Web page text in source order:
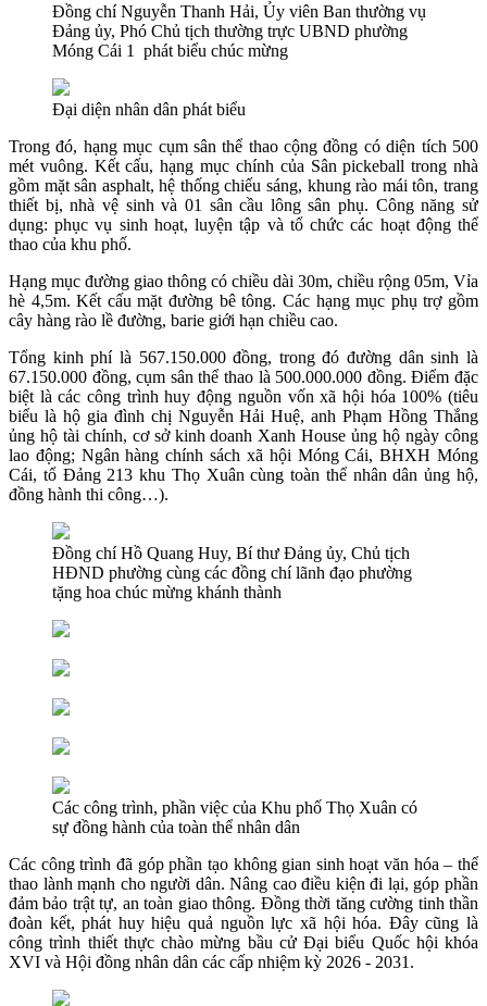
Đồng chí Nguyễn Thanh Hải, Ủy viên Ban thường vụ
Đảng ủy, Phó Chủ tịch thường trực UBND phường
Móng Cái 1 phát biểu chúc mừng
Đại diện nhân dân phát biểu
Trong đó, hạng mục cụm sân thể thao cộng đồng có diện tích 500
mét vuông. Kết cấu, hạng mục chính của Sân pickeball trong nhà
gồm mặt sân asphalt, hệ thống chiếu sáng, khung rào mái tôn, trang
thiết bị, nhà vệ sinh và 01 sân cầu lông sân phụ. Công năng sử
dụng: phục vụ sinh hoạt, luyện tập và tổ chức các hoạt động thể
thao của khu phố.
Hạng mục đường giao thông có chiều dài 30m, chiều rộng 05m, Vỉa
hè 4,5m. Kết cấu mặt đường bê tông. Các hạng mục phụ trợ gồm
cây hàng rào lề đường, barie giới hạn chiều cao.
Tổng kinh phí là 567.150.000 đồng, trong đó đường dân sinh là
67.150.000 đồng, cụm sân thể thao là 500.000.000 đồng. Điểm đặc
biệt là các công trình huy động nguồn vốn xã hội hóa 100% (tiêu
biểu là hộ gia đình chị Nguyễn Hải Huệ, anh Phạm Hồng Thắng
ủng hộ tài chính, cơ sở kinh doanh Xanh House ủng hộ ngày công
lao động; Ngân hàng chính sách xã hội Móng Cái, BHXH Móng
Cái, tổ Đảng 213 khu Thọ Xuân cùng toàn thể nhân dân ủng hộ,
đồng hành thi công…).
Đồng chí Hồ Quang Huy, Bí thư Đảng ủy, Chủ tịch
HĐND phường cùng các đồng chí lãnh đạo phường
tặng hoa chúc mừng khánh thành
Các công trình, phần việc của Khu phố Thọ Xuân có
sự đồng hành của toàn thể nhân dân
Các công trình đã góp phần tạo không gian sinh hoạt văn hóa – thể
thao lành mạnh cho người dân. Nâng cao điều kiện đi lại, góp phần
đảm bảo trật tự, an toàn giao thông. Đồng thời tăng cường tinh thần
đoàn kết, phát huy hiệu quả nguồn lực xã hội hóa. Đây cũng là
công trình thiết thực chào mừng bầu cử Đại biểu Quốc hội khóa
XVI và Hội đồng nhân dân các cấp nhiệm kỳ 2026 - 2031.